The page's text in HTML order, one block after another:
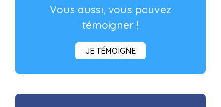
Vous aussi, vous pouvez
témoigner !
JE TÉMOIGNE